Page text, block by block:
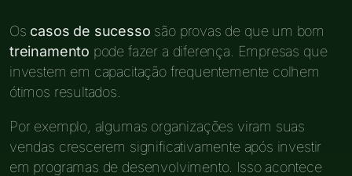
Os casos de sucesso são provas de que um bom
treinamento pode fazer a diferença. Empresas que
investem em capacitação frequentemente colhem
ótimos resultados.
Por exemplo, algumas organizações viram suas
vendas crescerem significativamente após investir
em programas de desenvolvimento. Isso acontece